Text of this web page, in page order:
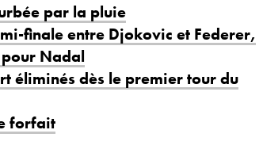
par la pluie
finale entre Djokovic et Federer,
Nadal
éliminés dès le premier tour du
forfait